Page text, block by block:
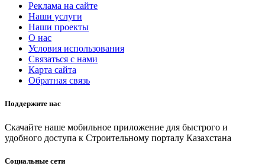
Реклама на сайте
Наши услуги
Наши проекты
О нас
Условия использования
Связаться с нами
Карта сайта
Обратная связь
Поддержите нас
Скачайте наше мобильное приложение для быстрого и
удобного доступа к Строительному порталу Казахстана
Социальные сети